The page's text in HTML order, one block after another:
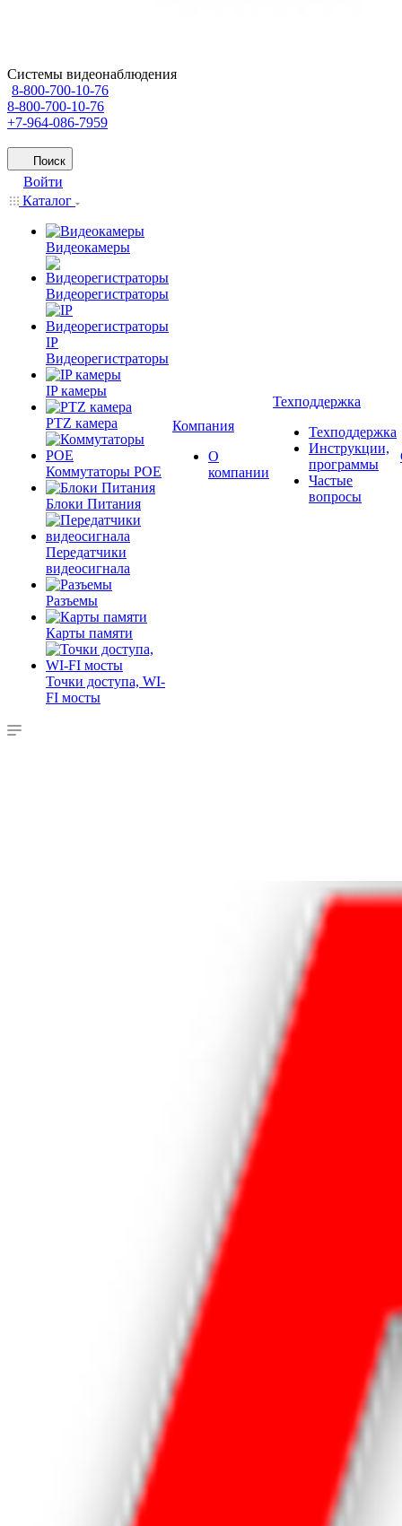
Системы видеонаблюдения
8-800-700-10-76
8-800-700-10-76
+7-964-086-7959
Поиск
Войти
Каталог
Видеокамеры
Видеорегистраторы
IP
Видеорегистраторы
IP камеры
PTZ камера
Коммутаторы POE
Блоки Питания
Передатчики
видеосигнала
Разъемы
Карты памяти
Точки доступа, WI-
FI мосты
Компания
О
компании
Техподдержка
Техподдержка
Инструкции,
программы
Частые
вопросы